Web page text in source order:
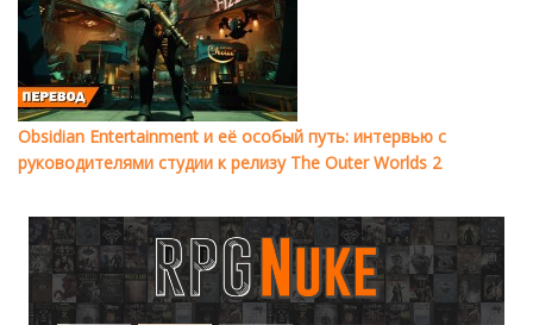
Obsidian Entertainment и её особый путь: интервью с
руководителями студии к релизу The Outer Worlds 2